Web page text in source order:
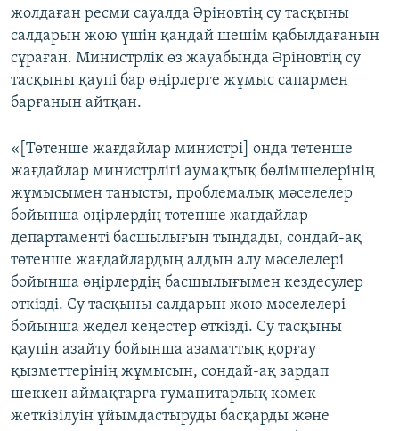
жолдаған ресми сауалда Әріновтің су тасқыны
салдарын жою үшін қандай шешім қабылдағанын
сұраған. Министрлік өз жауабында Әріновтің су
тасқыны қаупі бар өңірлерге жұмыс сапармен
барғанын айтқан.
«[Төтенше жағдайлар министрі] онда төтенше
жағдайлар министрлігі аумақтық бөлімшелерінің
жұмысымен танысты, проблемалық мәселелер
бойынша өңірлердің төтенше жағдайлар
департаменті басшылығын тыңдады, сондай-ақ
төтенше жағдайлардың алдын алу мәселелері
бойынша өңірлердің басшылығымен кездесулер
өткізді. Су тасқыны салдарын жою мәселелері
бойынша жедел кеңестер өткізді. Су тасқыны
қаупін азайту бойынша азаматтық қорғау
қызметтерінің жұмысын, сондай-ақ зардап
шеккен аймақтарға гуманитарлық көмек
жеткізілуін ұйымдастыруды басқарды және